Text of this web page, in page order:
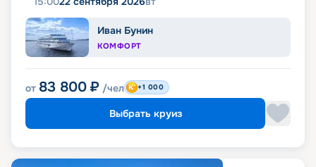
Иван Бунин
КОМФОРТ
от 83 800 ₽ /чел +1 000
Выбрать круиз